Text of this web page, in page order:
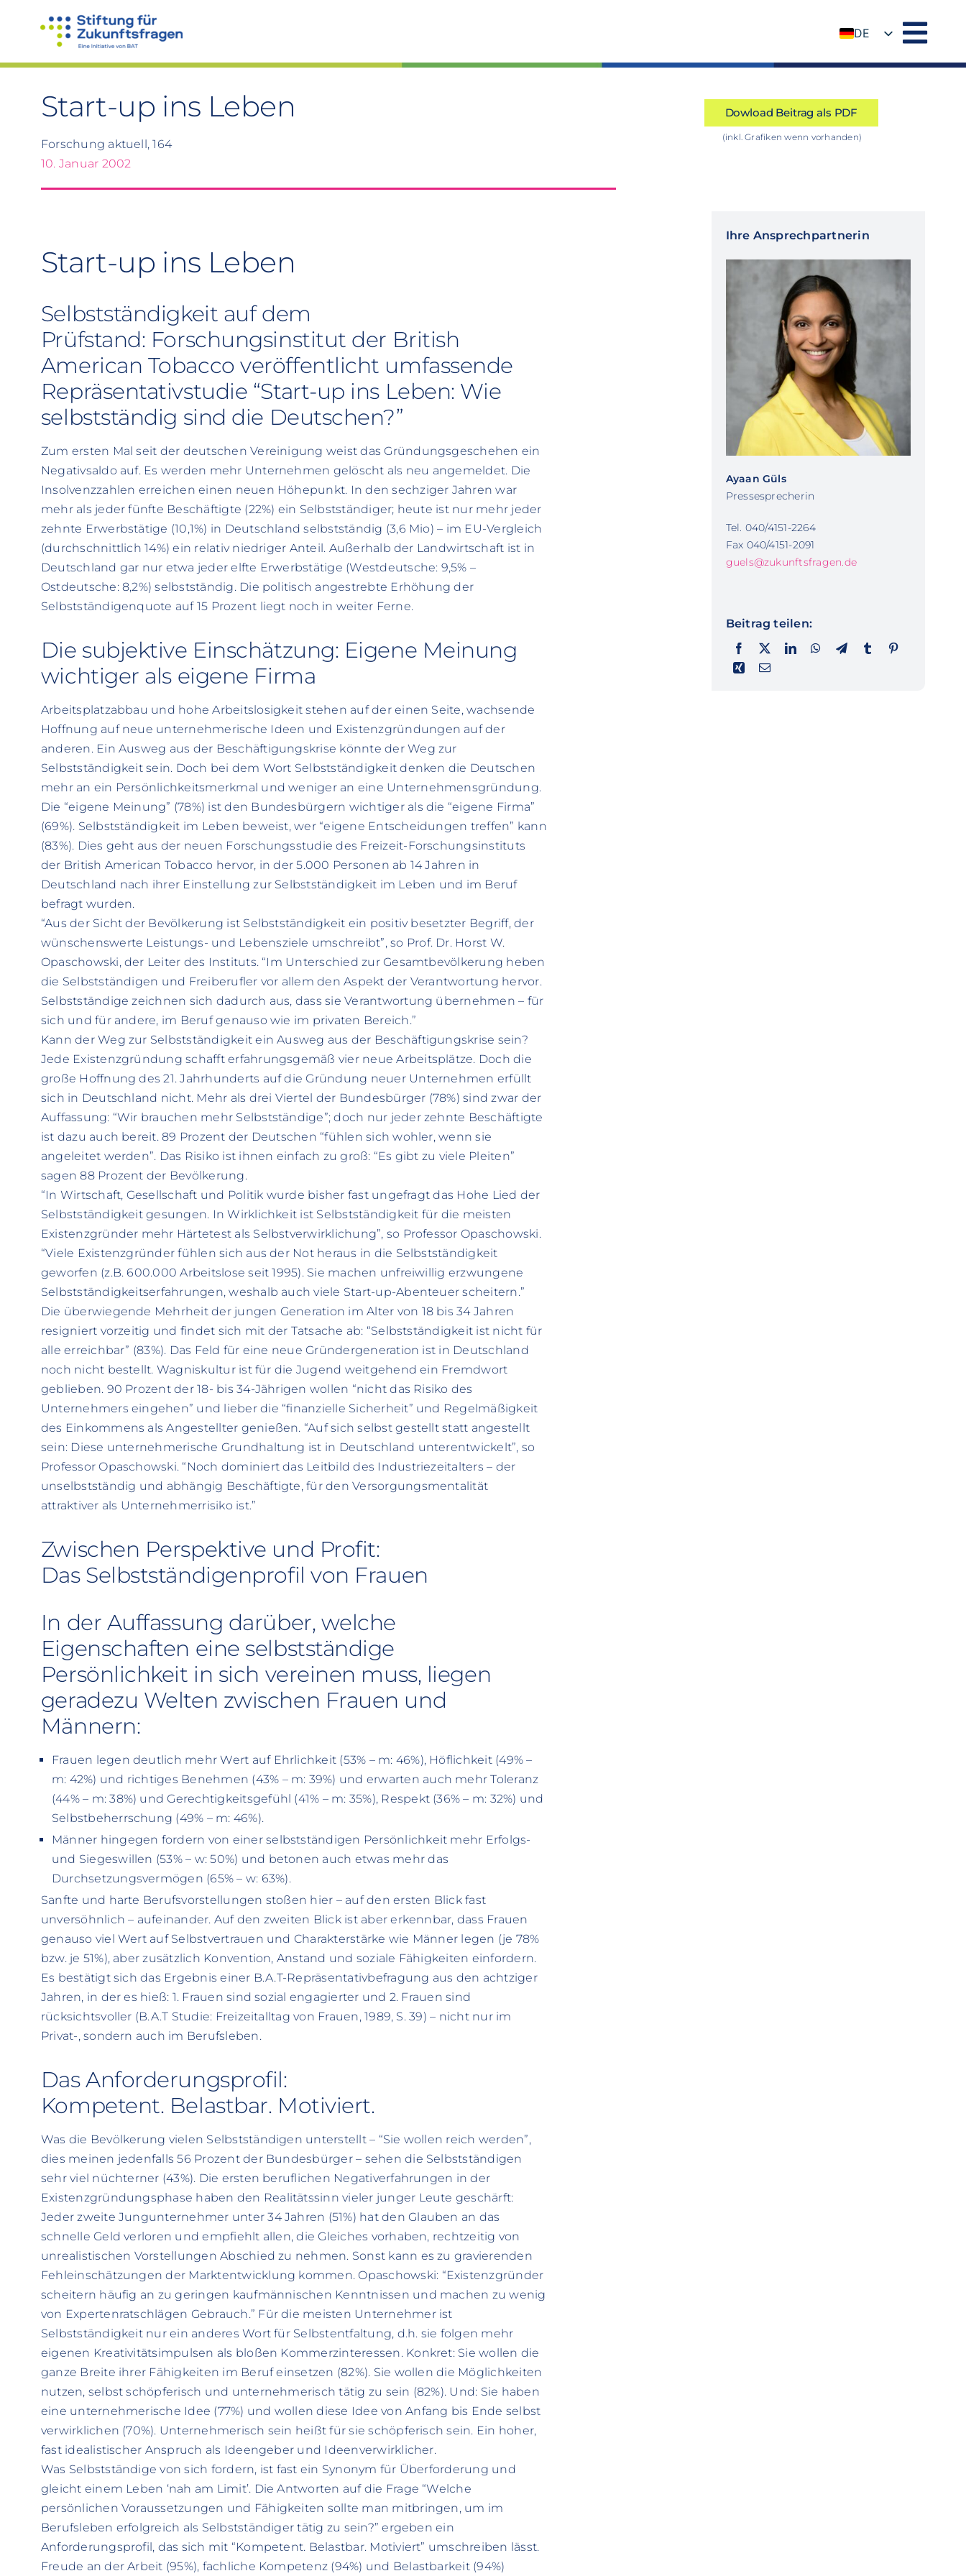
DE
Start-up ins Leben
Forschung aktuell, 164
10. Januar 2002
Dowload Beitrag als PDF
(inkl. Grafiken wenn vorhanden)
Start-up ins Leben
Selbstständigkeit auf dem
Prüfstand: Forschungsinstitut der British
American Tobacco veröffentlicht umfassende
Repräsentativstudie “Start-up ins Leben: Wie
selbstständig sind die Deutschen?”
Zum ersten Mal seit der deutschen Vereinigung weist das Gründungsgeschehen ein
Negativsaldo auf. Es werden mehr Unternehmen gelöscht als neu angemeldet. Die
Insolvenzzahlen erreichen einen neuen Höhepunkt. In den sechziger Jahren war
mehr als jeder fünfte Beschäftigte (22%) ein Selbstständiger; heute ist nur mehr jeder
zehnte Erwerbstätige (10,1%) in Deutschland selbstständig (3,6 Mio) – im EU-Vergleich
(durchschnittlich 14%) ein relativ niedriger Anteil. Außerhalb der Landwirtschaft ist in
Deutschland gar nur etwa jeder elfte Erwerbstätige (Westdeutsche: 9,5% –
Ostdeutsche: 8,2%) selbstständig. Die politisch angestrebte Erhöhung der
Selbstständigenquote auf 15 Prozent liegt noch in weiter Ferne.
Die subjektive Einschätzung: Eigene Meinung
wichtiger als eigene Firma
Arbeitsplatzabbau und hohe Arbeitslosigkeit stehen auf der einen Seite, wachsende
Hoffnung auf neue unternehmerische Ideen und Existenzgründungen auf der
anderen. Ein Ausweg aus der Beschäftigungskrise könnte der Weg zur
Selbstständigkeit sein. Doch bei dem Wort Selbstständigkeit denken die Deutschen
mehr an ein Persönlichkeitsmerkmal und weniger an eine Unternehmensgründung.
Die “eigene Meinung” (78%) ist den Bundesbürgern wichtiger als die “eigene Firma”
(69%). Selbstständigkeit im Leben beweist, wer “eigene Entscheidungen treffen” kann
(83%). Dies geht aus der neuen Forschungsstudie des Freizeit-Forschungsinstituts
der British American Tobacco hervor, in der 5.000 Personen ab 14 Jahren in
Deutschland nach ihrer Einstellung zur Selbstständigkeit im Leben und im Beruf
befragt wurden.
“Aus der Sicht der Bevölkerung ist Selbstständigkeit ein positiv besetzter Begriff, der
wünschenswerte Leistungs- und Lebensziele umschreibt”, so Prof. Dr. Horst W.
Opaschowski, der Leiter des Instituts. “Im Unterschied zur Gesamtbevölkerung heben
die Selbstständigen und Freiberufler vor allem den Aspekt der Verantwortung hervor.
Selbstständige zeichnen sich dadurch aus, dass sie Verantwortung übernehmen – für
sich und für andere, im Beruf genauso wie im privaten Bereich.”
Kann der Weg zur Selbstständigkeit ein Ausweg aus der Beschäftigungskrise sein?
Jede Existenzgründung schafft erfahrungsgemäß vier neue Arbeitsplätze. Doch die
große Hoffnung des 21. Jahrhunderts auf die Gründung neuer Unternehmen erfüllt
sich in Deutschland nicht. Mehr als drei Viertel der Bundesbürger (78%) sind zwar der
Auffassung: “Wir brauchen mehr Selbstständige”; doch nur jeder zehnte Beschäftigte
ist dazu auch bereit. 89 Prozent der Deutschen “fühlen sich wohler, wenn sie
angeleitet werden”. Das Risiko ist ihnen einfach zu groß: “Es gibt zu viele Pleiten”
sagen 88 Prozent der Bevölkerung.
“In Wirtschaft, Gesellschaft und Politik wurde bisher fast ungefragt das Hohe Lied der
Selbstständigkeit gesungen. In Wirklichkeit ist Selbstständigkeit für die meisten
Existenzgründer mehr Härtetest als Selbstverwirklichung”, so Professor Opaschowski.
“Viele Existenzgründer fühlen sich aus der Not heraus in die Selbstständigkeit
geworfen (z.B. 600.000 Arbeitslose seit 1995). Sie machen unfreiwillig erzwungene
Selbstständigkeitserfahrungen, weshalb auch viele Start-up-Abenteuer scheitern.”
Die überwiegende Mehrheit der jungen Generation im Alter von 18 bis 34 Jahren
resigniert vorzeitig und findet sich mit der Tatsache ab: “Selbstständigkeit ist nicht für
alle erreichbar” (83%). Das Feld für eine neue Gründergeneration ist in Deutschland
noch nicht bestellt. Wagniskultur ist für die Jugend weitgehend ein Fremdwort
geblieben. 90 Prozent der 18- bis 34-Jährigen wollen “nicht das Risiko des
Unternehmers eingehen” und lieber die “finanzielle Sicherheit” und Regelmäßigkeit
des Einkommens als Angestellter genießen. “Auf sich selbst gestellt statt angestellt
sein: Diese unternehmerische Grundhaltung ist in Deutschland unterentwickelt”, so
Professor Opaschowski. “Noch dominiert das Leitbild des Industriezeitalters – der
unselbstständig und abhängig Beschäftigte, für den Versorgungsmentalität
attraktiver als Unternehmerrisiko ist.”
Zwischen Perspektive und Profit:
Das Selbstständigenprofil von Frauen
In der Auffassung darüber, welche
Eigenschaften eine selbstständige
Persönlichkeit in sich vereinen muss, liegen
geradezu Welten zwischen Frauen und
Männern:
Frauen legen deutlich mehr Wert auf Ehrlichkeit (53% – m: 46%), Höflichkeit (49% –
m: 42%) und richtiges Benehmen (43% – m: 39%) und erwarten auch mehr Toleranz
(44% – m: 38%) und Gerechtigkeitsgefühl (41% – m: 35%), Respekt (36% – m: 32%) und
Selbstbeherrschung (49% – m: 46%).
Männer hingegen fordern von einer selbstständigen Persönlichkeit mehr Erfolgs-
und Siegeswillen (53% – w: 50%) und betonen auch etwas mehr das
Durchsetzungsvermögen (65% – w: 63%).
Sanfte und harte Berufsvorstellungen stoßen hier – auf den ersten Blick fast
unversöhnlich – aufeinander. Auf den zweiten Blick ist aber erkennbar, dass Frauen
genauso viel Wert auf Selbstvertrauen und Charakterstärke wie Männer legen (je 78%
bzw. je 51%), aber zusätzlich Konvention, Anstand und soziale Fähigkeiten einfordern.
Es bestätigt sich das Ergebnis einer B.A.T-Repräsentativbefragung aus den achtziger
Jahren, in der es hieß: 1. Frauen sind sozial engagierter und 2. Frauen sind
rücksichtsvoller (B.A.T Studie: Freizeitalltag von Frauen, 1989, S. 39) – nicht nur im
Privat-, sondern auch im Berufsleben.
Das Anforderungsprofil:
Kompetent. Belastbar. Motiviert.
Was die Bevölkerung vielen Selbstständigen unterstellt – “Sie wollen reich werden”,
dies meinen jedenfalls 56 Prozent der Bundesbürger – sehen die Selbstständigen
sehr viel nüchterner (43%). Die ersten beruflichen Negativerfahrungen in der
Existenzgründungsphase haben den Realitätssinn vieler junger Leute geschärft:
Jeder zweite Jungunternehmer unter 34 Jahren (51%) hat den Glauben an das
schnelle Geld verloren und empfiehlt allen, die Gleiches vorhaben, rechtzeitig von
unrealistischen Vorstellungen Abschied zu nehmen. Sonst kann es zu gravierenden
Fehleinschätzungen der Marktentwicklung kommen. Opaschowski: “Existenzgründer
scheitern häufig an zu geringen kaufmännischen Kenntnissen und machen zu wenig
von Expertenratschlägen Gebrauch.” Für die meisten Unternehmer ist
Selbstständigkeit nur ein anderes Wort für Selbstentfaltung, d.h. sie folgen mehr
eigenen Kreativitätsimpulsen als bloßen Kommerzinteressen. Konkret: Sie wollen die
ganze Breite ihrer Fähigkeiten im Beruf einsetzen (82%). Sie wollen die Möglichkeiten
nutzen, selbst schöpferisch und unternehmerisch tätig zu sein (82%). Und: Sie haben
eine unternehmerische Idee (77%) und wollen diese Idee von Anfang bis Ende selbst
verwirklichen (70%). Unternehmerisch sein heißt für sie schöpferisch sein. Ein hoher,
fast idealistischer Anspruch als Ideengeber und Ideenverwirklicher.
Was Selbstständige von sich fordern, ist fast ein Synonym für Überforderung und
gleicht einem Leben ‘nah am Limit’. Die Antworten auf die Frage “Welche
persönlichen Voraussetzungen und Fähigkeiten sollte man mitbringen, um im
Berufsleben erfolgreich als Selbstständiger tätig zu sein?” ergeben ein
Anforderungsprofil, das sich mit “Kompetent. Belastbar. Motiviert” umschreiben lässt.
Freude an der Arbeit (95%), fachliche Kompetenz (94%) und Belastbarkeit (94%)
Ihre Ansprechpartnerin
Ayaan Güls
Pressesprecherin
Tel. 040/4151-2264
Fax 040/4151-2091
guels@zukunftsfragen.de
Beitrag teilen: